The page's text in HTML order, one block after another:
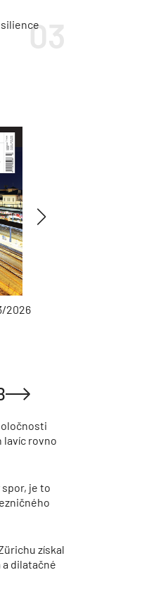
2026
lavíc rovno
je to
získal
dilatačné